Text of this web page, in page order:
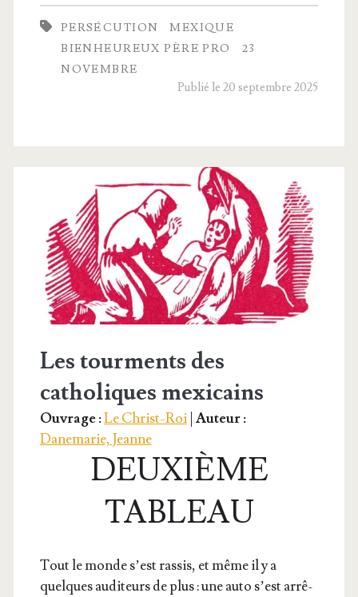
sé­
cu­
PERSÉCUTION
MEXIQUE
BIENHEUREUX PÈRE PRO
23
NOVEMBRE
Publié le 20 septembre 2025
Les tourments des
catholiques mexicains
Ouvrage :Le Christ-Roi| Auteur :
Danemarie, Jeanne
DEUXIÈME
TABLEAU
Tout le monde s’est ras­sis, et même il y a
quelques audi­teurs de plus : une auto s’est arrê­